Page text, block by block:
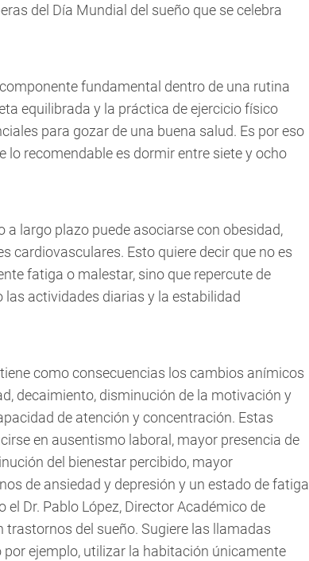
del Día Mundial del sueño que se celebra
fundamental dentro de una rutina
equilibrada y la práctica de ejercicio físico
para gozar de una buena salud. Es por eso
lo recomendable es dormir entre siete y ocho
a largo plazo puede asociarse con obesidad,
cardiovasculares. Esto quiere decir que no es
fatiga o malestar, sino que repercute de
actividades diarias y la estabilidad
como consecuencias los cambios anímicos
decaimiento, disminución de la motivación y
de atención y concentración. Estas
en ausentismo laboral, mayor presencia de
del bienestar percibido, mayor
de ansiedad y depresión y un estado de fatiga
Dr. Pablo López, Director Académico de
trastornos del sueño. Sugiere las llamadas
ejemplo, utilizar la habitación únicamente